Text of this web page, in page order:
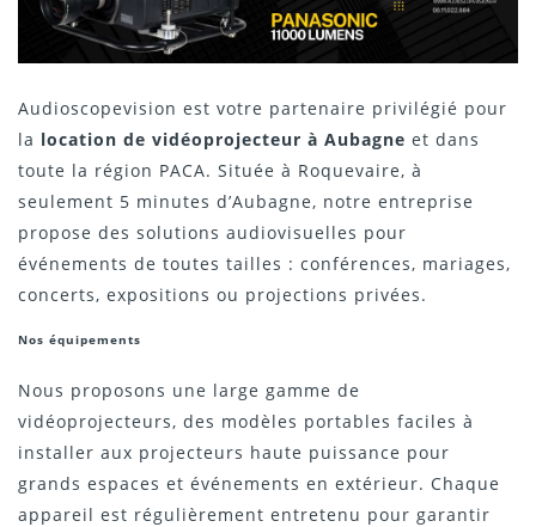
Audioscopevision est votre partenaire privilégié pour
la location de vidéoprojecteur à Aubagne et dans
toute la région PACA. Située à Roquevaire, à
seulement 5 minutes d’Aubagne, notre entreprise
propose des solutions audiovisuelles pour
événements de toutes tailles : conférences, mariages,
concerts, expositions ou projections privées.
Nos équipements
Nous proposons une large gamme de
vidéoprojecteurs, des modèles portables faciles à
installer aux projecteurs haute puissance pour
grands espaces et événements en extérieur. Chaque
appareil est régulièrement entretenu pour garantir